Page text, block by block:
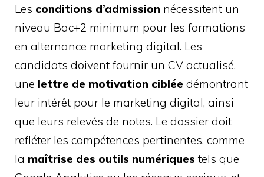
Les conditions d’admission nécessitent un
niveau Bac+2 minimum pour les formations
en alternance marketing digital. Les
candidats doivent fournir un CV actualisé,
une lettre de motivation ciblée démontrant
leur intérêt pour le marketing digital, ainsi
que leurs relevés de notes. Le dossier doit
refléter les compétences pertinentes, comme
la maîtrise des outils numériques tels que